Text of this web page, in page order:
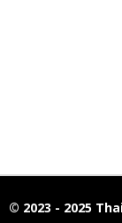
© 2023 - 2025